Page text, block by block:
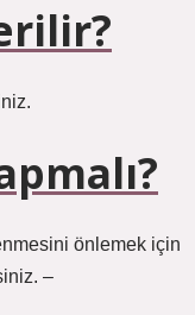
önlemek için
–